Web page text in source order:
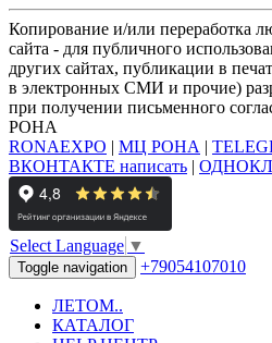
Копирование и/или переработка
сайта - для публичного
других сайтах, публикации в
в электронных СМИ и прочие)
при получении письменного
РОНА
RONAEXPO | МЦ РОНА |
ВКОНТАКТЕ написать |
Select Language ▼
Toggle navigation +79054107010
ЛЕТОМ..
КАТАЛОГ